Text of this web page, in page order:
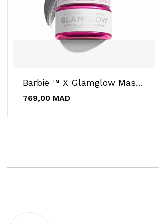
Barbie ™ X Glamglow Masque De Traitement Au...
769,00 MAD